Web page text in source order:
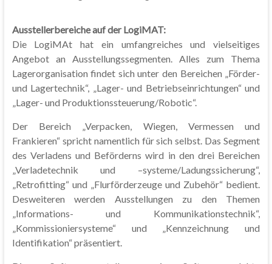
Ausstellerbereiche auf der LogiMAT:
Die LogiMAt hat ein umfangreiches und vielseitiges
Angebot an Ausstellungssegmenten. Alles zum Thema
Lagerorganisation findet sich unter den Bereichen „Förder-
und Lagertechnik“, „Lager- und Betriebseinrichtungen“ und
„Lager- und Produktionssteuerung/Robotic“.
Der Bereich „Verpacken, Wiegen, Vermessen und
Frankieren“ spricht namentlich für sich selbst. Das Segment
des Verladens und Beförderns wird in den drei Bereichen
„Verladetechnik und –systeme/Ladungssicherung“,
„Retrofitting“ und „Flurförderzeuge und Zubehör“ bedient.
Desweiteren werden Ausstellungen zu den Themen
„Informations- und Kommunikationstechnik“,
„Kommissioniersysteme“ und „Kennzeichnung und
Identifikation“ präsentiert.